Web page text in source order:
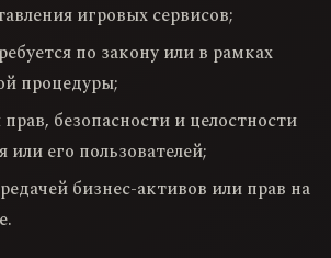
игровых сервисов;
по закону или в рамках
процедуры;
безопасности и целостности
его пользователей;
бизнес-активов или прав на